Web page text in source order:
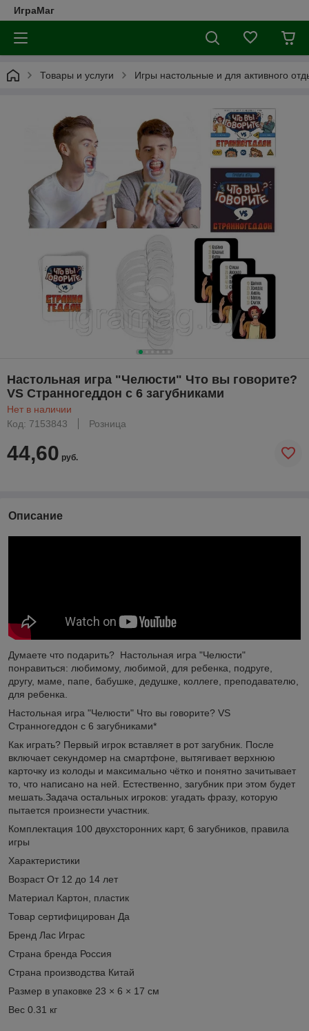
ИграМаг
Товары и услуги Игры настольные и для активного
Настольная игра "Челюсти" Что вы говорите?
VS Странногеддон с 6 загубниками
Нет в наличии
Код: 7153843
Розница
44,60 руб.
Описание
Думаете что подарить? Настольная игра "Челюсти"
понравиться: любимому, любимой, для ребенка, подруге,
другу, маме, папе, бабушке, дедушке, коллеге, преподавателю,
для ребенка.
Настольная игра "Челюсти" Что вы говорите? VS
Странногеддон с 6 загубниками*
Как играть? Первый игрок вставляет в рот загубник. После
включает секундомер на смартфоне, вытягивает верхнюю
карточку из колоды и максимально чётко и понятно зачитывает
то, что написано на ней. Естественно, загубник при этом будет
мешать.Задача остальных игроков: угадать фразу, которую
пытается произнести участник.
Комплектация 100 двухсторонних карт, 6 загубников, правила
игры
Характеристики
Возраст От 12 до 14 лет
Материал Картон, пластик
Товар сертифицирован Да
Бренд Лас Играс
Страна бренда Россия
Страна производства Китай
Размер в упаковке 23 × 6 × 17 см
Вес 0.31 кг